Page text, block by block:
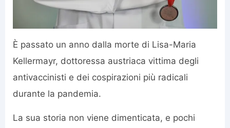
È passato un anno dalla morte di Lisa-Maria
Kellermayr, dottoressa austriaca vittima degli
antivaccinisti e dei cospirazioni più radicali
durante la pandemia.
La sua storia non viene dimenticata, e pochi